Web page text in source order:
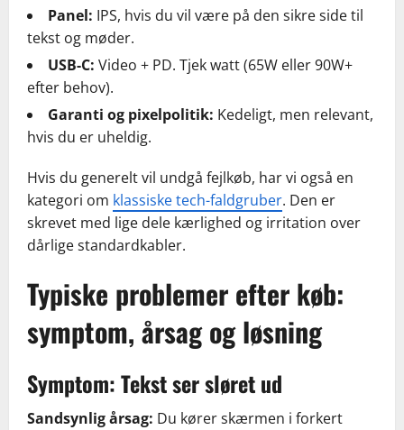
Panel: IPS, hvis du vil være på den sikre side til
tekst og møder.
USB-C: Video + PD. Tjek watt (65W eller 90W+
efter behov).
Garanti og pixelpolitik: Kedeligt, men relevant,
hvis du er uheldig.
Hvis du generelt vil undgå fejlkøb, har vi også en
kategori om klassiske tech-faldgruber. Den er
skrevet med lige dele kærlighed og irritation over
dårlige standardkabler.
Typiske problemer efter køb:
symptom, årsag og løsning
Symptom: Tekst ser sløret ud
Sandsynlig årsag: Du kører skærmen i forkert